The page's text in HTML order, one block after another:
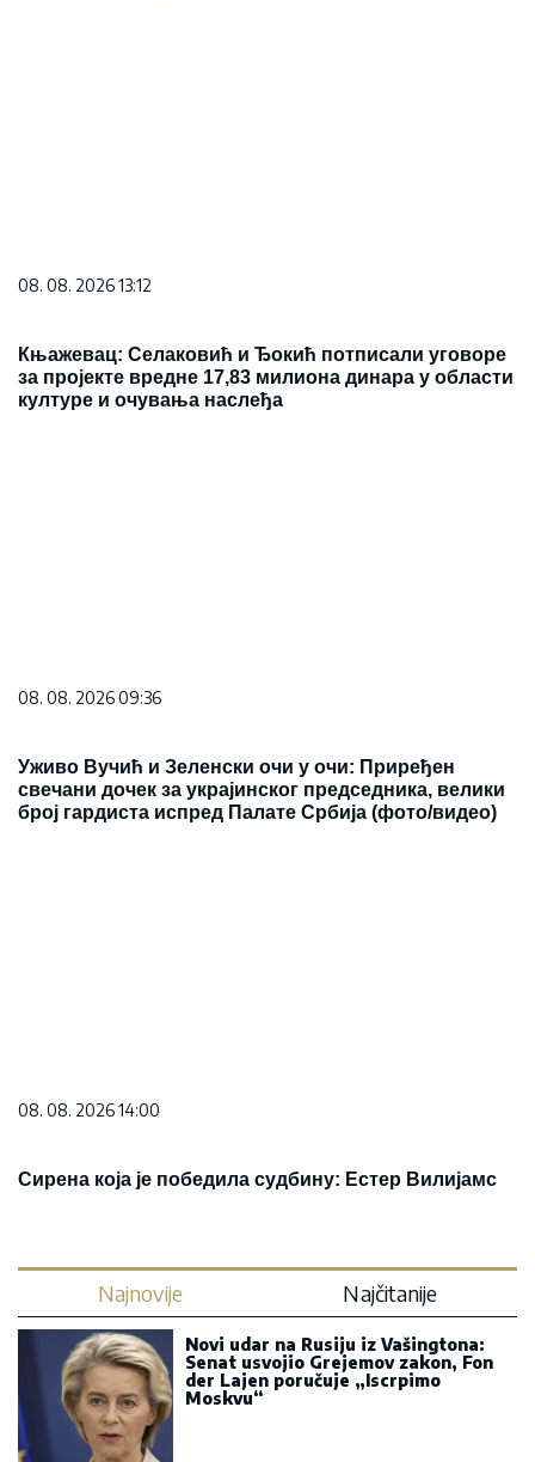
08. 08. 2026 13:12
Књажевац: Селаковић и Ђокић потписали уговоре
за пројекте вредне 17,83 милиона динара у области
културе и очувања наслеђа
08. 08. 2026 09:36
Уживо Вучић и Зеленски очи у очи: Приређен
свечани дочек за украјинског председника, велики
број гардиста испред Палате Србија (фото/видео)
08. 08. 2026 14:00
Сирена која је победила судбину: Естер Вилијамс
Najnovije Najčitanije
Novi udar na Rusiju iz Vašingtona:
Senat usvojio Grejemov zakon, Fon
der Lajen poručuje „Iscrpimo
Moskvu“